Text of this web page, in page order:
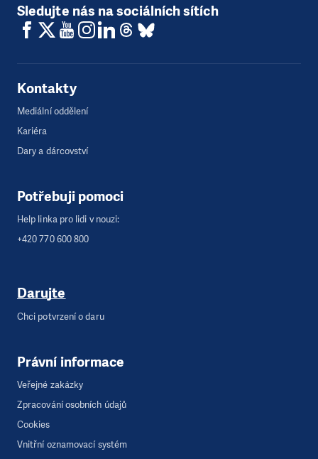
Sledujte nás na sociálních sítích
Kontakty
Mediální oddělení
Kariéra
Dary a dárcovství
Potřebuji pomoci
Help linka pro lidi v nouzi:
+420 770 600 800
Darujte
Chci potvrzení o daru
Právní informace
Veřejné zakázky
Zpracování osobních údajů
Cookies
Vnitřní oznamovací systém